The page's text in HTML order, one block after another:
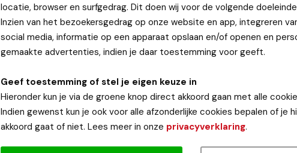
locatie, browser en surfgedrag. Dit doen wij voor de volgende
Inzien van het bezoekersgedrag op onze website en app, integreren
social media, informatie op een apparaat opslaan en/of openen en
gemaakte advertenties, indien je daar toestemming voor geeft.
Geef toestemming of stel je eigen keuze in
Hieronder kun je via de groene knop direct akkoord gaan met alle
Indien gewenst kun je ook voor alle afzonderlijke cookies bepalen of je
akkoord gaat of niet. Lees meer in onze privacyverklaring.